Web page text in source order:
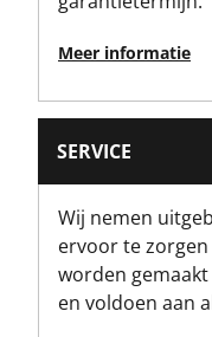
Meer informatie
SERVICE
Wij nemen
ervoor te
worden
en voldoen aan